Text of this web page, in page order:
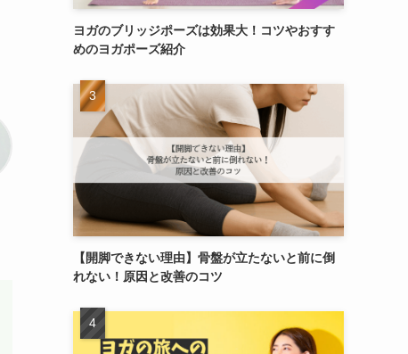
ヨガのブリッジポーズは効果大！コツやおすす
めのヨガポーズ紹介
【開脚できない理由】骨盤が立たないと前に倒
れない！原因と改善のコツ